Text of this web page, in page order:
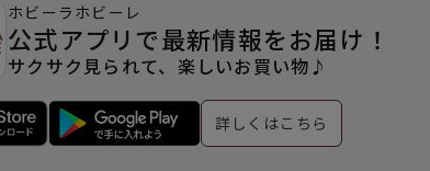
ホビーラホビーレ
公式アプリで最新情報をお届け！
サクサク見られて、楽しいお買い物♪
詳しくはこちら